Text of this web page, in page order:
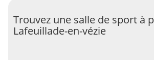
Trouvez une salle de sport à
Lafeuillade-en-vézie